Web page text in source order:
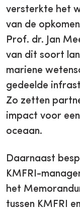
versterkte het
van de
Prof. dr. Jan
van dit soort
mariene
gedeelde
Zo zetten
impact voor
oceaan.
Daarnaast
KMFRI-
het
tussen KMFRI